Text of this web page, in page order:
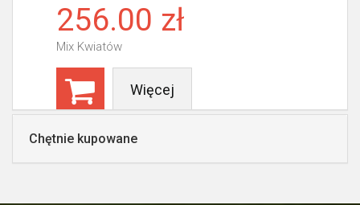
256.00 zł
Mix Kwiatów
Więcej
Chętnie kupowane